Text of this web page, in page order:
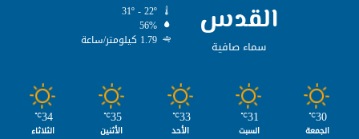
القدس
سماء صافية
56%
1.79 كيلومتر/ساعة
30
℃
الجمعة
31
℃
السبت
33
℃
الأحد
35
℃
الأثنين
34
℃
الثلاثاء